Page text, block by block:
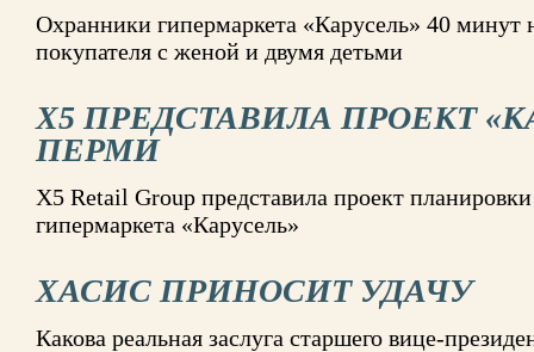
Охранники гипермаркета «Карусель» 40 минут
покупателя с женой и двумя детьми
X5 ПРЕДСТАВИЛА ПРОЕКТ
ПЕРМИ
X5 Retail Group представила проект планировки
гипермаркета «Карусель»
ХАСИС ПРИНОСИТ УДАЧУ
Какова реальная заслуга старшего вице-